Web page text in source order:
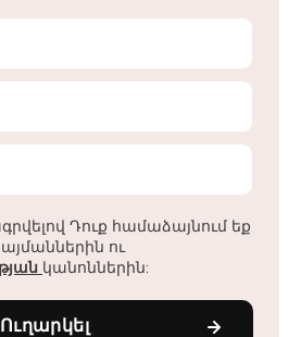
Դուք համաձայնում եք
ու
կանոններին:
Ուղարկել